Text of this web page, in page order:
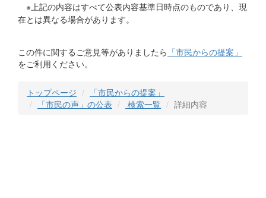
※上記の内容はすべて公表内容基準日時点のものであり、現
在とは異なる場合があります。
この件に関するご意見等がありましたら 「市民からの提案」
をご利用ください。
トップページ
「市民からの提案」
「市民の声」の公表
検索一覧 詳細内容